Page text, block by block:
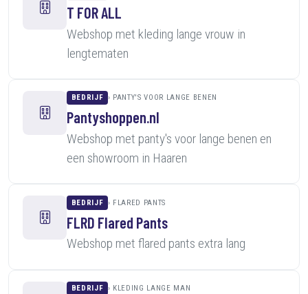
T FOR ALL
Webshop met kleding lange vrouw in
lengtematen
BEDRIJF PANTY'S VOOR LANGE BENEN
Pantyshoppen.nl
Webshop met panty's voor lange benen en
een showroom in Haaren
BEDRIJF FLARED PANTS
FLRD Flared Pants
Webshop met flared pants extra lang
BEDRIJF KLEDING LANGE MAN